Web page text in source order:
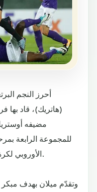
مضيفه
للمجموعة الرابعة
الأوروبي لكرة القدم (يوروبا ليغ) اليوم الخميس.
وتقدّم ميلان بهدف